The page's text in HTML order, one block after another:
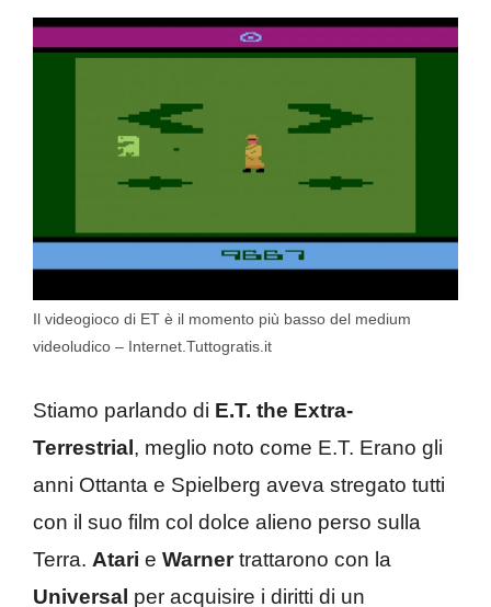
Il videogioco di ET è il momento più basso del medium
videoludico – Internet.Tuttogratis.it
Stiamo parlando di E.T. the Extra-
Terrestrial, meglio noto come E.T. Erano gli
anni Ottanta e Spielberg aveva stregato tutti
con il suo film col dolce alieno perso sulla
Terra. Atari e Warnertrattarono con la
Universal per acquisire i diritti di un